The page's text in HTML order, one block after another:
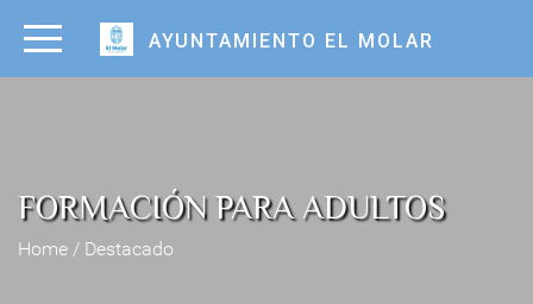
AYUNTAMIENTO EL MOLAR
FORMACIÓN PARA ADULTOS
Home / Destacado